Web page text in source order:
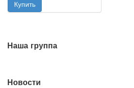
Наша группа
Новости